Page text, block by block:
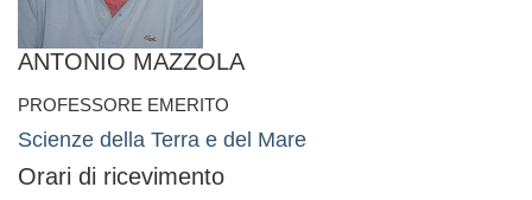
ANTONIO MAZZOLA
PROFESSORE EMERITO
Scienze della Terra e del Mare
Orari di ricevimento